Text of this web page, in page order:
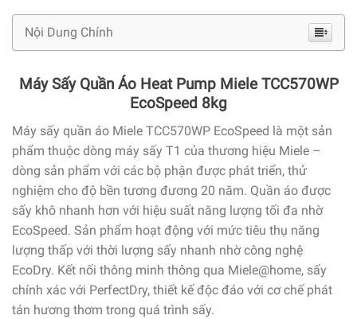
Nội Dung Chính
Máy Sấy Quần Áo Heat Pump Miele TCC570WP
EcoSpeed 8kg
Máy sấy quần áo Miele TCC570WP EcoSpeed là một sản
phẩm thuộc dòng máy sấy T1 của thương hiệu Miele –
dòng sản phẩm với các bộ phận được phát triển, thử
nghiệm cho độ bền tương đương 20 năm. Quần áo được
sấy khô nhanh hơn với hiệu suất năng lượng tối đa nhờ
EcoSpeed. Sản phẩm hoạt động với mức tiêu thụ năng
lượng thấp với thời lượng sấy nhanh nhờ công nghệ
EcoDry. Kết nối thông minh thông qua Miele@home, sấy
chính xác với PerfectDry, thiết kế độc đáo với cơ chế phát
tán hương thơm trong quá trình sấy.